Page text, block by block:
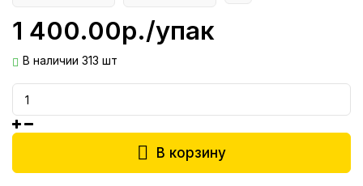
1 400.00р./упак
В наличии 313 шт
В корзину